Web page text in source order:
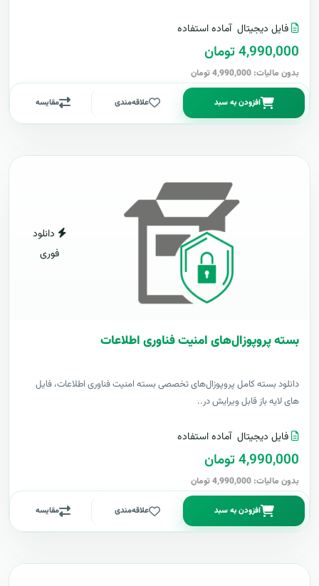
فایل دیجیتال آماده استفاده
4,990,000 تومان
بدون مالیات: 4,990,000 تومان
افزودن به سبد علاقه‌مندی مقایسه
دانلود
فوری
بسته پروپوزال‌های امنیت فناوری اطلاعات
دانلود بسته کامل پروپوزال‌های تخصصی بسته امنیت فناوری اطلاعات، فایل
های لایه باز قابل ویرایش در..
فایل دیجیتال آماده استفاده
4,990,000 تومان
بدون مالیات: 4,990,000 تومان
افزودن به سبد علاقه‌مندی مقایسه